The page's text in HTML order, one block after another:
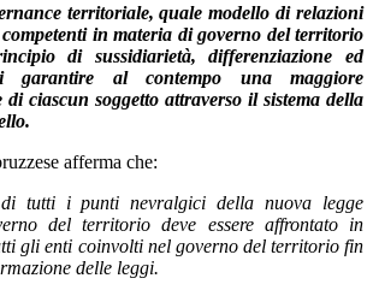
territoriale, quale modello di relazioni
in materia di governo del territorio
di sussidiarietà, differenziazione ed
garantire al contempo una maggiore
di ciascun soggetto attraverso il sistema della
afferma che:
di tutti i punti nevralgici della nuova legge
del territorio deve essere affrontato in
gli enti coinvolti nel governo del territorio fin
delle leggi.